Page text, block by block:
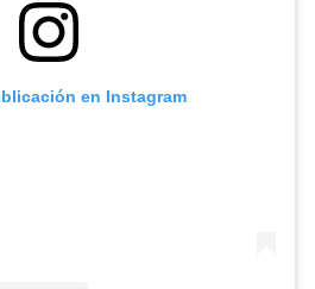
en Instagram